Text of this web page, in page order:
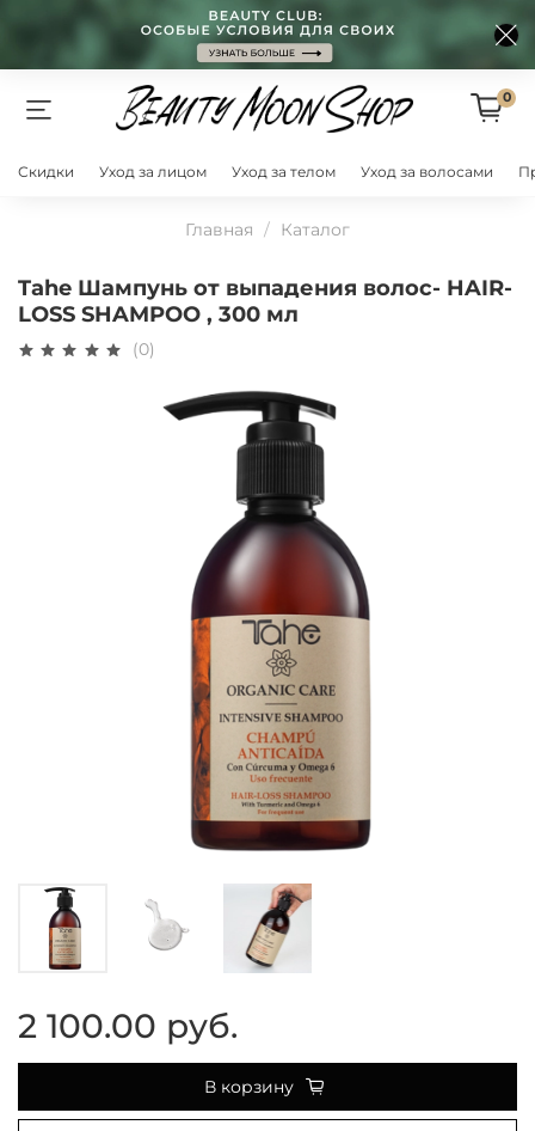
0
Скидки Уход за лицом Уход за телом Уход за волосами
Главная Каталог
Tahe Шампунь от выпадения волос- HAIR-
LOSS SHAMPOO , 300 мл
(0)
2 100.00 руб.
В корзину